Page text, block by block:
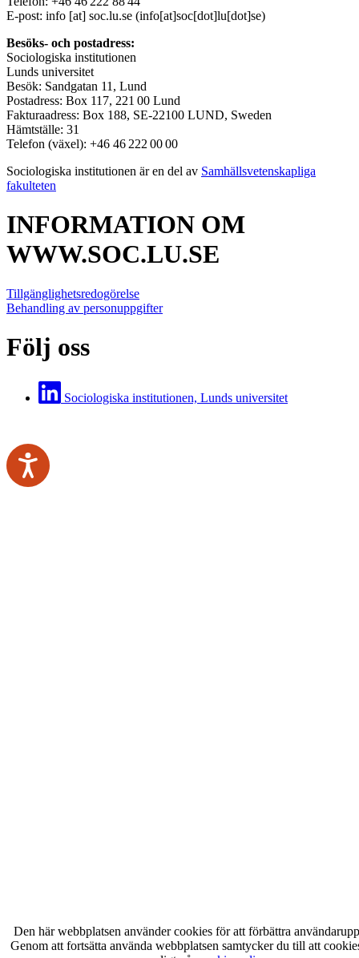
Den här webbplatsen använder cookies för att förbättra
Genom att fortsätta använda webbplatsen samtycker du till att
E-post: info [at] soc.lu.se (info[at]soc[dot]lu[dot]se)
Besöks- och postadress:
Sociologiska institutionen
Lunds universitet
Besök: Sandgatan 11, Lund
Postadress: Box 117, 221 00 Lund
Fakturaadress: Box 188, SE-22100 LUND, Sweden
Hämtställe: 31
Telefon (växel): +46 46 222 00 00
Sociologiska institutionen är en del av Samhällsvetenskapliga
fakulteten
INFORMATION OM
WWW.SOC.LU.SE
Tillgänglighetsredogörelse
Behandling av personuppgifter
Följ oss
Sociologiska institutionen, Lunds universitet